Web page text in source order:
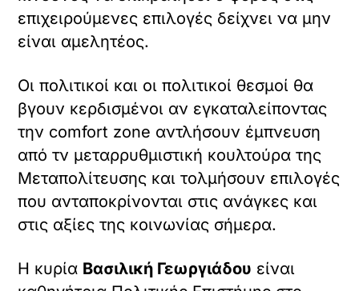
επιχειρούμενες επιλογές δείχνει να μην
είναι αμελητέος.
Οι πολιτικοί και οι πολιτικοί θεσμοί θα
βγουν κερδισμένοι αν εγκαταλείποντας
την comfort zone αντλήσουν έμπνευση
από τν μεταρρυθμιστική κουλτούρα της
Μεταπολίτευσης και τολμήσουν επιλογές
που ανταποκρίνονται στις ανάγκες και
στις αξίες της κοινωνίας σήμερα.
Η κυρία Βασιλική Γεωργιάδου είναι